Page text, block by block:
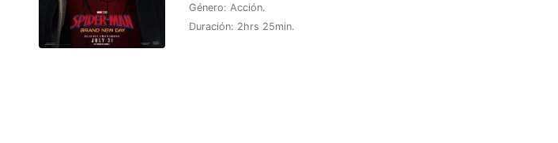
Género: Acción.
Duración: 2hrs 25min.